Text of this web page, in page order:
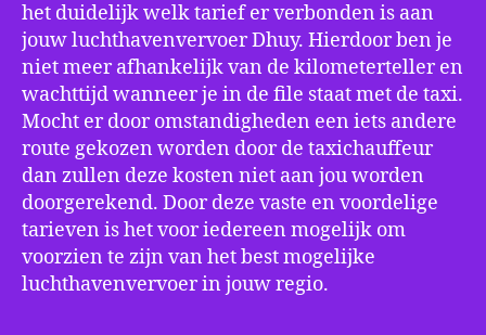
het duidelijk welk tarief er verbonden is aan
jouw luchthavenvervoer Dhuy. Hierdoor ben je
niet meer afhankelijk van de kilometerteller en
wachttijd wanneer je in de file staat met de taxi.
Mocht er door omstandigheden een iets andere
route gekozen worden door de taxichauffeur
dan zullen deze kosten niet aan jou worden
doorgerekend. Door deze vaste en voordelige
tarieven is het voor iedereen mogelijk om
voorzien te zijn van het best mogelijke
luchthavenvervoer in jouw regio.